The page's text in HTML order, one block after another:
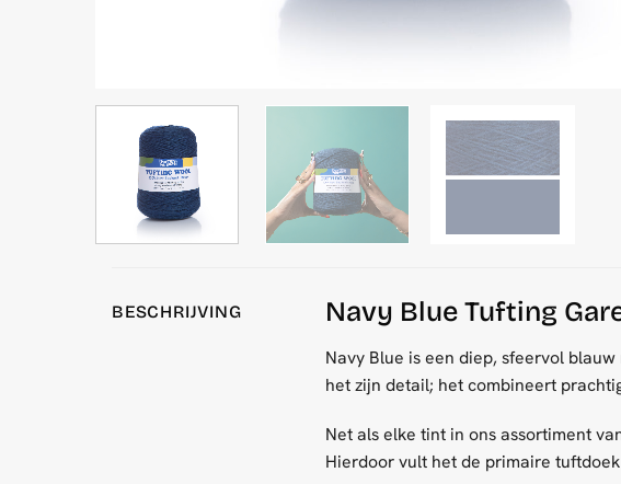
BESCHRIJVING Navy Blue Tufting
Navy Blue is een diep, sfeervol
het zijn detail; het combineert
Net als elke tint in ons assortiment
Hierdoor vult het de primaire